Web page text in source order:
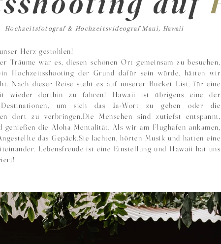
Hochzeitsfotograf & Hochzeitsvideograf Maui, Hawaii
Herz gestohlen!
Träume war es, diesen schönen Ort gemeinsam zu besuchen,
Hochzeitsshooting der Grund dafür sein würde, hätten wir
Nach dieser Reise steht es auf unserer Bucket List, für eine
wieder dorthin zu fahren! Hawaii ist übrigens eine der
Destinationen, um sich das Ja-Wort zu geben oder die
dort zu verbringen.Die Menschen sind zutiefst entspannt,
genießen die Aloha Mentalität. Als wir am Flughafen ankamen,
das Gepäck.Sie lachten, hörten Musik und hatten eine
Lebensfreude ist eine Einstellung und Hawaii hat uns